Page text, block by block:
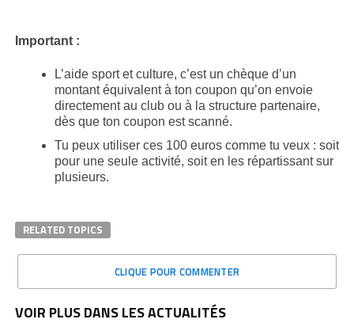
Important :
L’aide sport et culture, c’est un chèque d’un
montant équivalent à ton coupon qu’on envoie
directement au club ou à la structure partenaire,
dès que ton coupon est scanné.
Tu peux utiliser ces 100 euros comme tu veux : soit
pour une seule activité, soit en les répartissant sur
plusieurs.
RELATED TOPICS
CLIQUE POUR COMMENTER
VOIR PLUS DANS LES ACTUALITÉS